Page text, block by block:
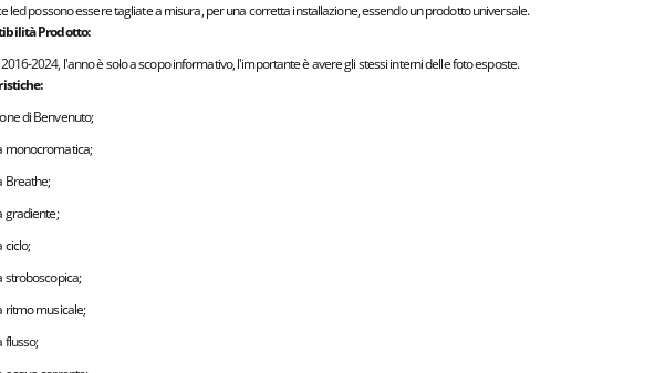
led possono essere tagliate a misura, per una corretta installazione, essendo un prodotto universale.
Prodotto:
2024, l'anno è solo a scopo informativo, l'importante è avere gli stessi interni delle foto esposte.
di Benvenuto;
monocromatica;
Breathe;
gradiente;
ciclo;
stroboscopica;
ritmo musicale;
flusso;